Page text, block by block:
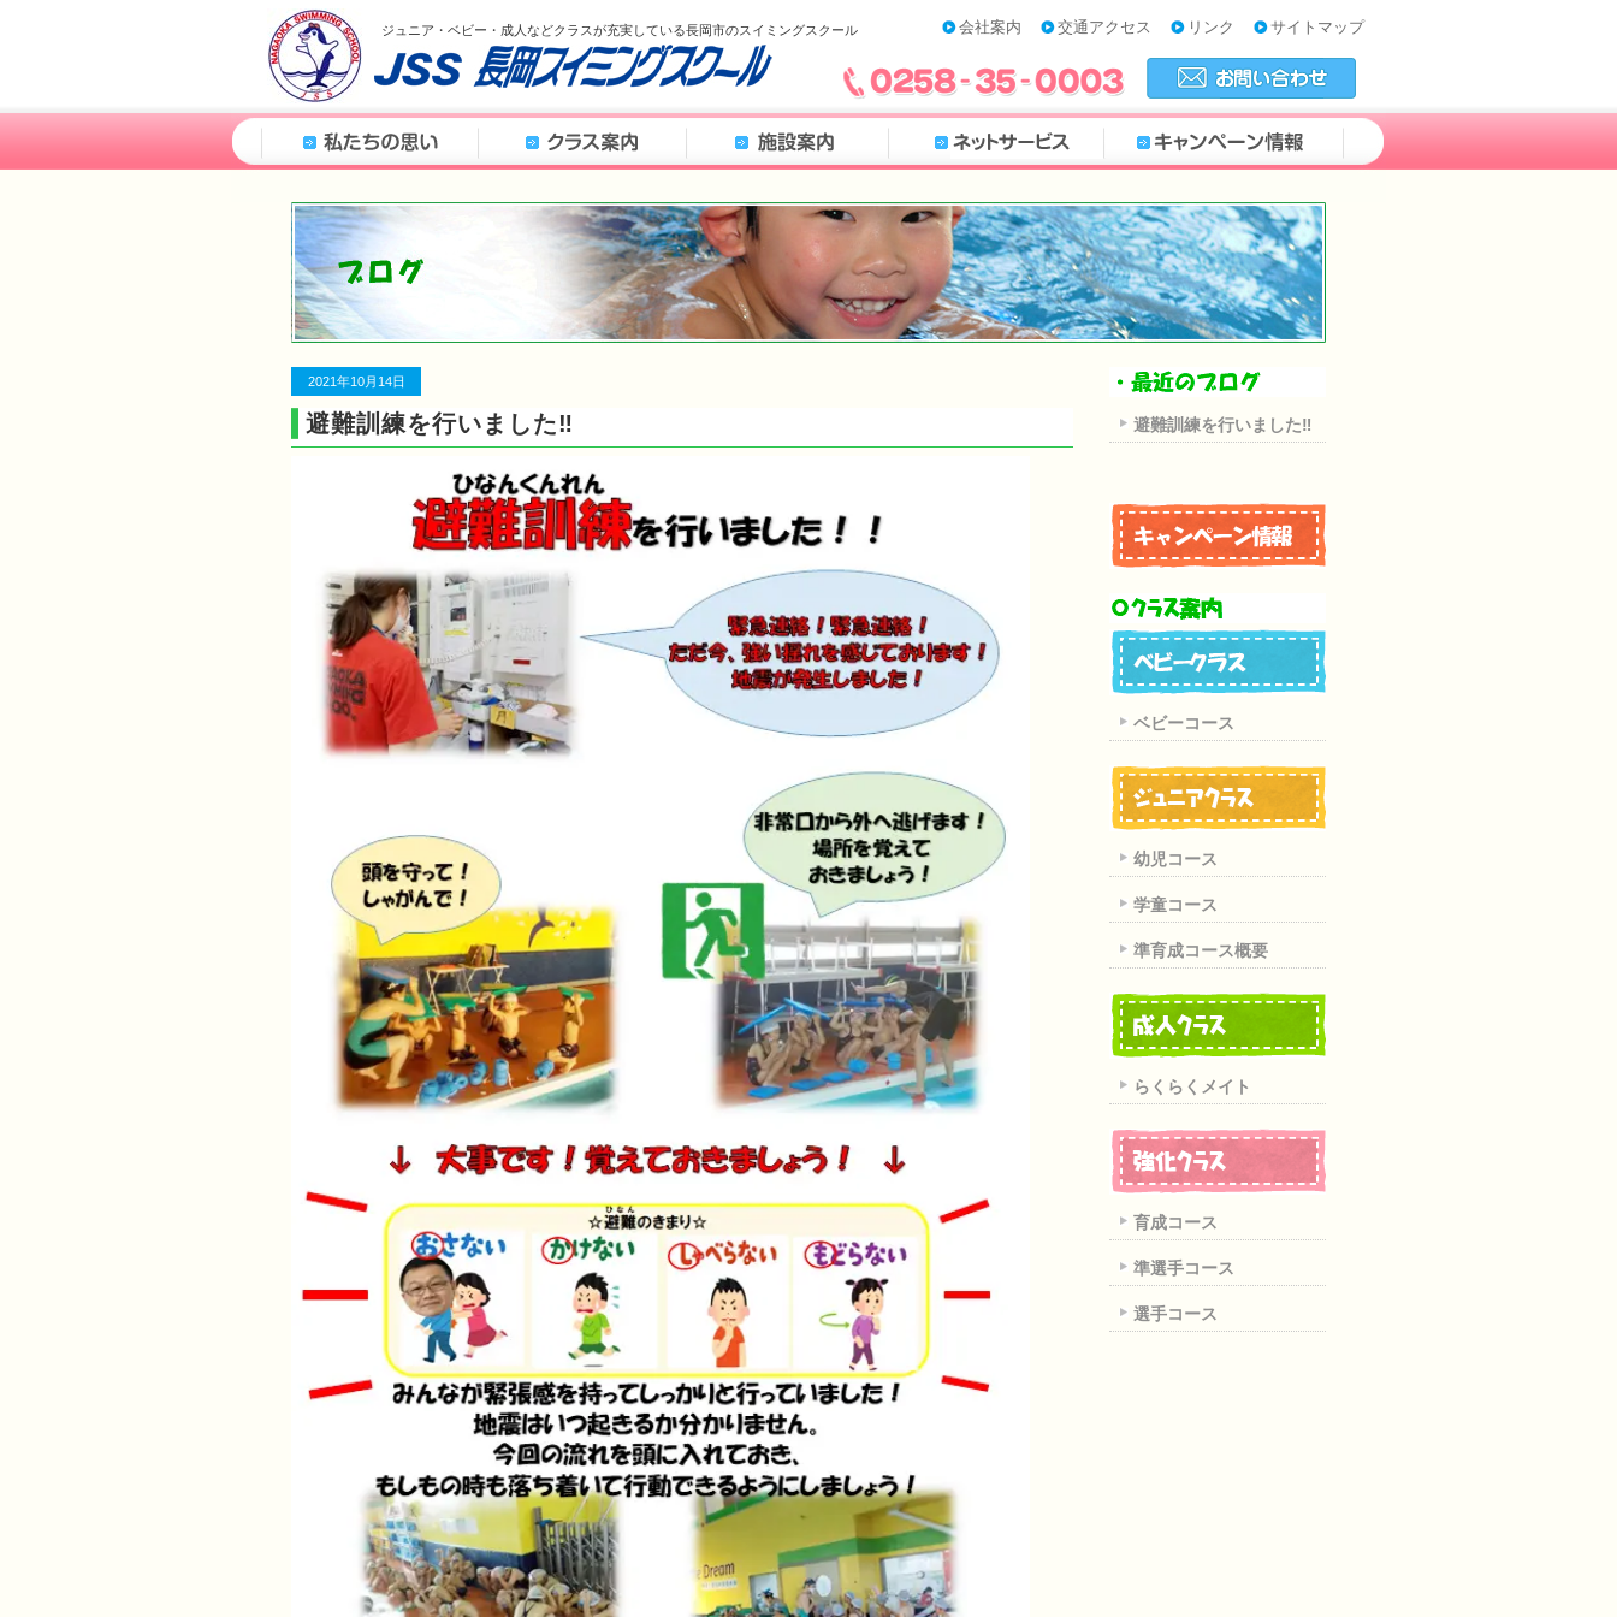
ジュニア・ベビー・成人などクラスが充実している長岡市のスイミングスクール 会社案内 交通アクセス リンク サイトマップ
2021年10月14日
避難訓練を行いました‼︎ 避難訓練を行いました‼︎
ベビーコース
幼児コース
学童コース
準育成コース概要
らくらくメイト
育成コース
準選手コース
選手コース